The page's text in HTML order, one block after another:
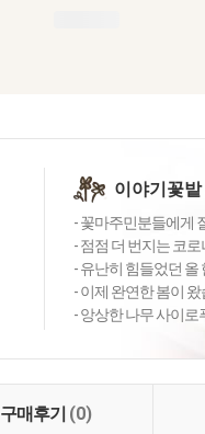
이야기꽃밭
- 꽃마주민분들에게
- 점점 더 번지는 코
- 유난히 힘들었던 올
- 이제 완연한 봄이
- 앙상한 나무 사이로
구매후기 (0)